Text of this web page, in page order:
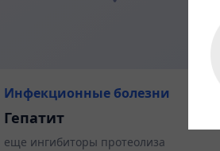
Инфекционные болезни
Гепатит
еще ингибиторы протеолиза